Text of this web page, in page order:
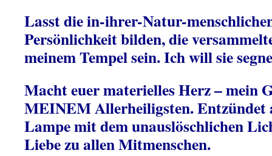
Lasst die in-ihrer-Natur-
Persönlichkeit bilden, die
meinem Tempel sein. Ich will sie
Macht euer materielles Herz – mein
MEINEM Allerheiligsten. Entzündet
Lampe mit dem unauslöschlichen
Liebe zu allen Mitmenschen.